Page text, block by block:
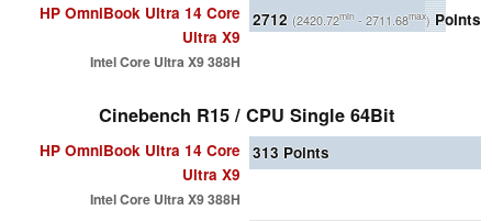
HP OmniBook Ultra 14 Core
Ultra X9
Intel Core Ultra X9 388H
2712 (2420.72min - 2711.68max)Points
Cinebench R15 / CPU Single 64Bit
HP OmniBook Ultra 14 Core
Ultra X9
Intel Core Ultra X9 388H
313 Points